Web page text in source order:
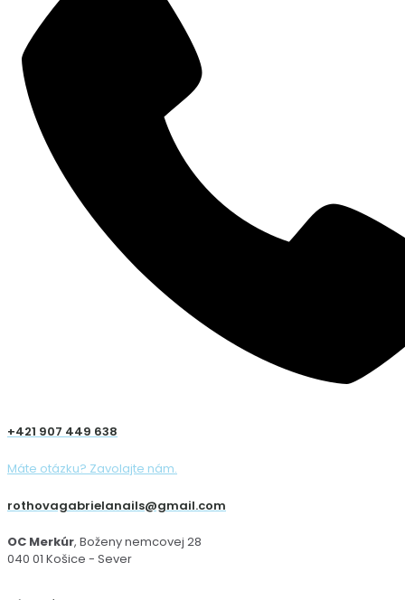
+421 907 449 638
Máte otázku? Zavolajte nám.
rothovagabrielanails@gmail.com
OC Merkúr, Boženy nemcovej 28
040 01 Košice - Sever